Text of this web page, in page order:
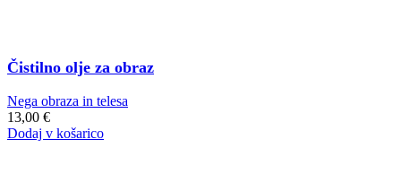
Čistilno olje za obraz
Nega obraza in telesa
13,00 €
Dodaj v košarico